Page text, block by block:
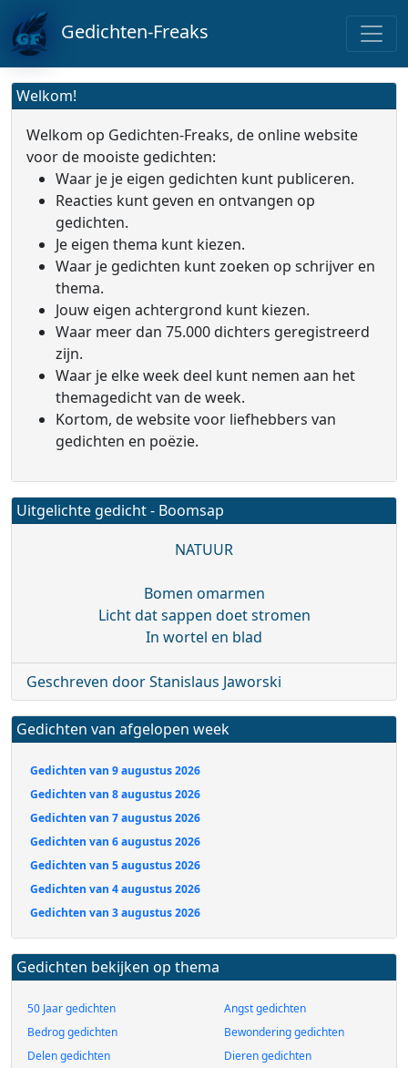
Gedichten-Freaks
Welkom!
Welkom op Gedichten-Freaks, de online website
voor de mooiste gedichten:
Waar je je eigen gedichten kunt publiceren.
Reacties kunt geven en ontvangen op
gedichten.
Je eigen thema kunt kiezen.
Waar je gedichten kunt zoeken op schrijver en
thema.
Jouw eigen achtergrond kunt kiezen.
Waar meer dan 75.000 dichters geregistreerd
zijn.
Waar je elke week deel kunt nemen aan het
themagedicht van de week.
Kortom, de website voor liefhebbers van
gedichten en poëzie.
Uitgelichte gedicht - Boomsap
NATUUR
Bomen omarmen
Licht dat sappen doet stromen
In wortel en blad
Geschreven door Stanislaus Jaworski
Gedichten van afgelopen week
Gedichten van 9 augustus 2026
Gedichten van 8 augustus 2026
Gedichten van 7 augustus 2026
Gedichten van 6 augustus 2026
Gedichten van 5 augustus 2026
Gedichten van 4 augustus 2026
Gedichten van 3 augustus 2026
Gedichten bekijken op thema
50 Jaar gedichten
Angst gedichten
Bedrog gedichten
Bewondering gedichten
Delen gedichten
Dieren gedichten